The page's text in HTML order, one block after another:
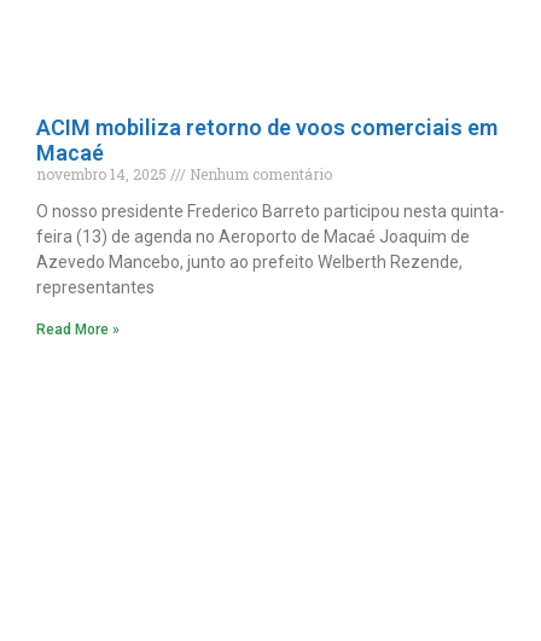
ACIM mobiliza retorno de voos comerciais em
Macaé
novembro 14, 2025
Nenhum comentário
O nosso presidente Frederico Barreto participou nesta quinta-
feira (13) de agenda no Aeroporto de Macaé Joaquim de
Azevedo Mancebo, junto ao prefeito Welberth Rezende,
representantes
Read More »